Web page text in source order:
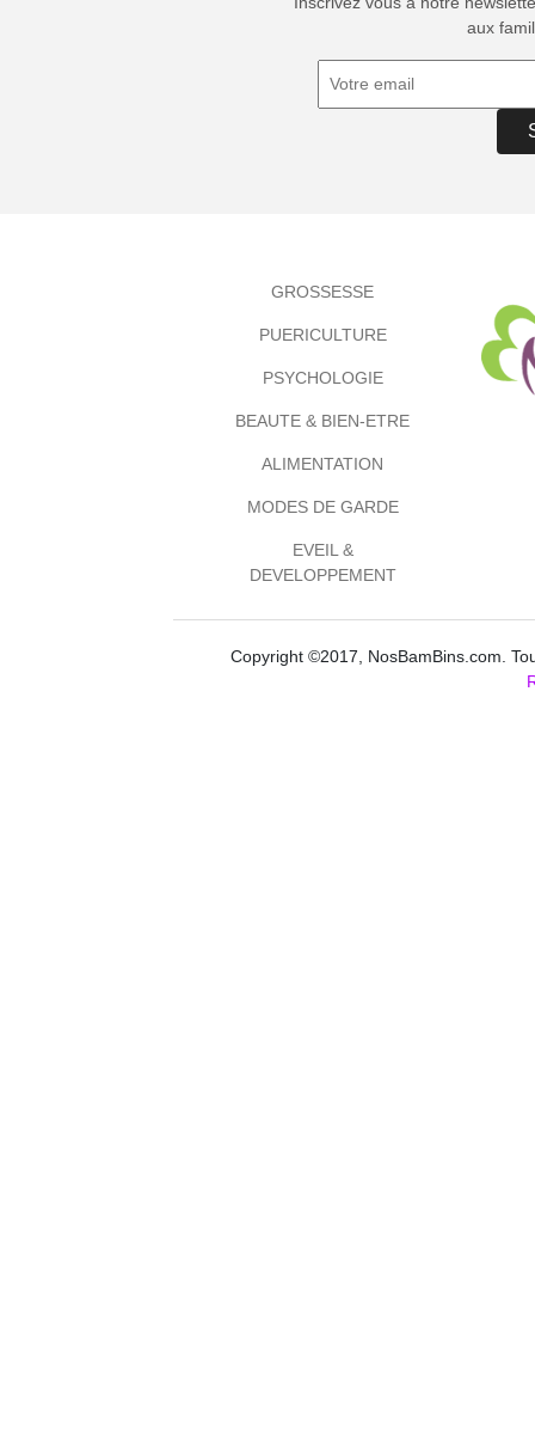
aux
GROSSESSE
PUERICULTURE
PSYCHOLOGIE
BEAUTE & BIEN-ETRE
ALIMENTATION
MODES DE GARDE
EVEIL &
DEVELOPPEMENT
Copyright ©2017, NosBamBins.com.